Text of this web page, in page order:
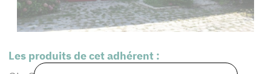
Les produits de cet adhérent :